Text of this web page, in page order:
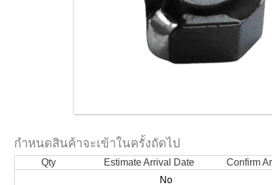
กำหนดสินค้าจะเข้าในครั้งถัดไป
Qty Estimate Arrival Date
Confirm
No